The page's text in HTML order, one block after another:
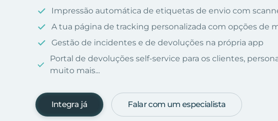
Impressão automática de etiquetas de envio com
A tua página de tracking personalizada com opções de
Gestão de incidentes e de devoluções na própria app
Portal de devoluções self-service para os clientes,
muito mais...
Integra já Falar com um especialista